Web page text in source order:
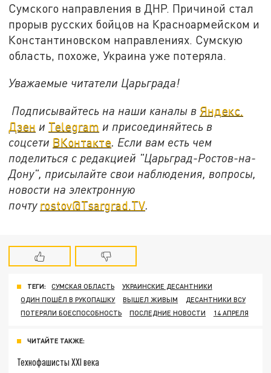
Сумского направления в ДНР. Причиной стал
прорыв русских бойцов на Красноармейском и
Константиновском направлениях. Сумскую
область, похоже, Украина уже потеряла.
Уважаемые читатели Царьграда!
Подписывайтесь на наши каналы в Яндекс.
Дзен и Telegram и присоединяйтесь в
соцсети ВКонтакте. Если вам есть чем
поделиться с редакцией "Царьград-Ростов-на-
Дону", присылайте свои наблюдения, вопросы,
новости на электронную
почту rostov@Tsargrad.ТV.
ТЕГИ: СУМСКАЯ ОБЛАСТЬ
УКРАИНСКИЕ ДЕСАНТНИКИ
ОДИН ПОШЁЛ В РУКОПАШКУ
ВЫШЕЛ ЖИВЫМ
ДЕСАНТНИКИ ВСУ
ПОТЕРЯЛИ БОЕСПОСОБНОСТЬ
ПОСЛЕДНИЕ НОВОСТИ 14 АПРЕЛЯ
ЧИТАЙТЕ ТАКЖЕ:
Технофашисты XXI века